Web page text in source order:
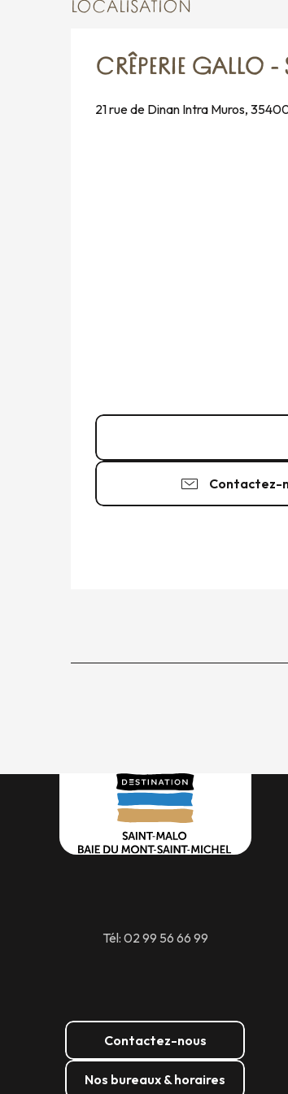
LOCALISATION
CRÊPERIE GALLO -
21 rue de Dinan Intra Muros,
Contactez-
Tél: 02 99 56 66 99
Contactez-nous
Nos bureaux & horaires